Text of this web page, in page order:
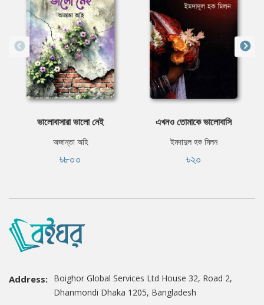
ভালোবাসারা ভালো নেই
অজান্তা অহি
৳৮০০
এখনও তোমাকে ভালোবাসি
ইমদাদুল হক মিলন
৳২০
Address: Boighor Global Services Ltd House 32, Road 2,
Dhanmondi Dhaka 1205, Bangladesh